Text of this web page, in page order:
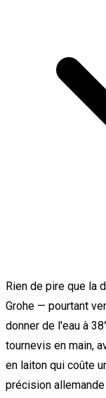
Rien de pire que la
Grohe — pourtant
donner de l'eau à
tournevis en main,
en laiton qui coûte
précision